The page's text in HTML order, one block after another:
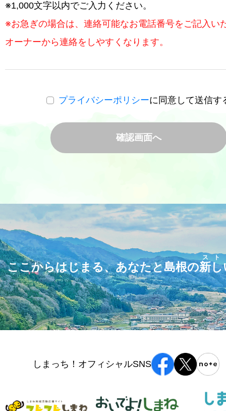
※1,000文字以内でご入力ください。
※お急ぎの場合は、連絡可能なお電話番号をご記入い
オーナーから連絡をしやすくなります。
プライバシーポリシーに同意して送信す
ここからはじまる、あなたと島根の新し
スト
しまっち！オフィシャルSNS